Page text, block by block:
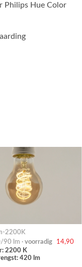
Philips Hue Color
2200K
lm · voorradig
14,90
2200 K
420 lm